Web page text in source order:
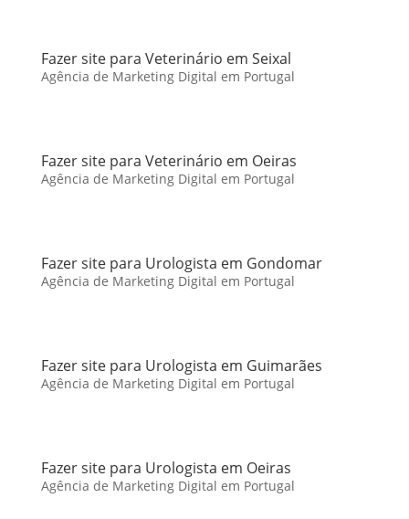
Fazer site para Veterinário em Seixal
Agência de Marketing Digital em Portugal
Fazer site para Veterinário em Oeiras
Agência de Marketing Digital em Portugal
Fazer site para Urologista em Gondomar
Agência de Marketing Digital em Portugal
Fazer site para Urologista em Guimarães
Agência de Marketing Digital em Portugal
Fazer site para Urologista em Oeiras
Agência de Marketing Digital em Portugal